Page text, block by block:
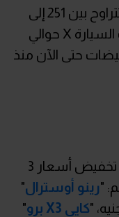
سعر السيارة 001 بقيمة تتراوح بين 251 إلى
351 ألف جنيه، بينما بلغت تخفيضات السيارة X حوالي
حتى الآن منذ
في الثاني عشر من شهر أكتوبر تم تخفيض أسعار 3
رينو أوسترال"
كايي X3 برو
"